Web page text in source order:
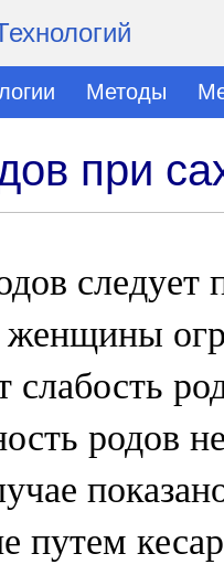
Методы
при
следует
женщины
родов
путем